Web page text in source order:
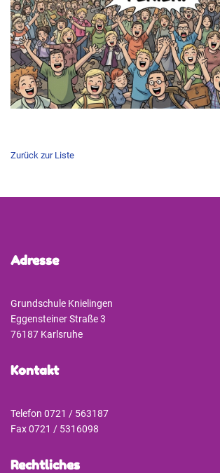
Zurück zur Liste
Adresse
Grundschule Knielingen
Eggensteiner Straße 3
76187 Karlsruhe
Kontakt
Telefon 0721 / 563187
Fax 0721 / 5316098
Rechtliches